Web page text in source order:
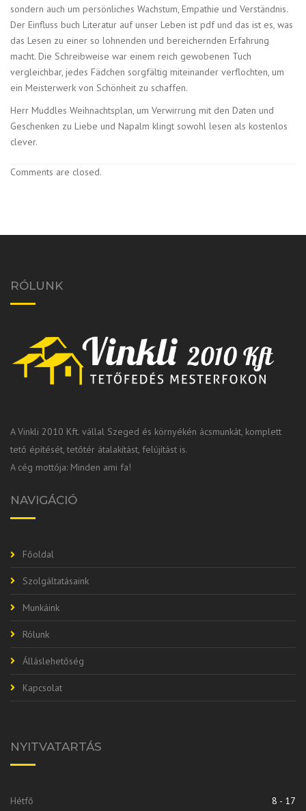
sondern auch um persönliches Wachstum, Empathie und Verständnis.
Der Einfluss buch Literatur auf unser Leben ist pdf und das ist es, was
das Lesen zu einer so lohnenden und bereichernden Erfahrung
macht. Die Schreibweise war einem reich gewobenen Tuch
vergleichbar, jedes Fädchen sorgfältig miteinander verflochten, um
ein Meisterwerk von Schönheit zu schaffen.
Herr Muddles Weihnachtsplan, um Verwirrung mit den Daten und
Geschenken zu Liebe und Napalm klingt sowohl lesen als kostenlos
clever.
Comments are closed.
RÓLUNK
A Vinkli 2010 Kft. vállal Szeged és környékén ácsmunkát, komplett
tető építését, tetőtér átalakítást, felújítást is.
A cég mottója: Minden ami fa!
NAVIGÁCIÓ
Főoldal
Szolgáltatásaink
Munkáink
Rólunk
Álláslehetőség
Kapcsolat
NYITVATARTÁS
Hétfő 8 - 17